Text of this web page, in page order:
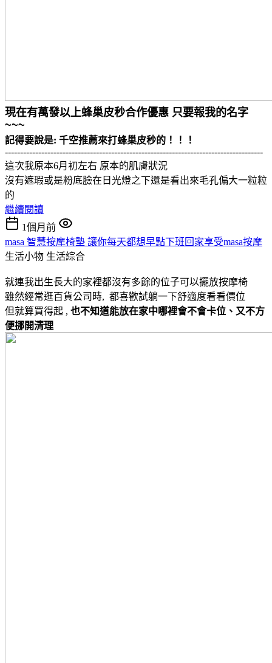
現在有萬發以上蜂巢皮秒合作優惠 只要報我的名字
~~~
記得要說是: 千空推薦來打蜂巢皮秒的！！！
-------------------------------------------------------------------------------------
這次我原本6月初左右 原本的肌膚狀況
沒有遮瑕或是粉底臉在日光燈之下還是看出來毛孔偏大一粒粒
的
繼續閱讀
1個月前
masa 智慧按摩椅墊 讓你每天都想早點下班回家享受masa按摩
生活小物 生活綜合
就連我出生長大的家裡都沒有多餘的位子可以擺放按摩椅
雖然經常逛百貨公司時, 都喜歡試躺一下舒適度看看價位
但就算買得起 , 也不知道能放在家中哪裡會不會卡位、又不方
便挪開清理